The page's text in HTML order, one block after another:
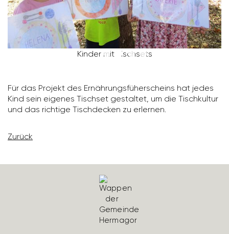
Kinder mit Tisch­sets
Für das Projekt des Ernäh­rungs­fü­her­scheins hat jedes
Kind sein eigenes Tischset gestaltet, um die Tisch­kultur
und das rich­tige Tisch­de­cken zu erlernen.
Zurück